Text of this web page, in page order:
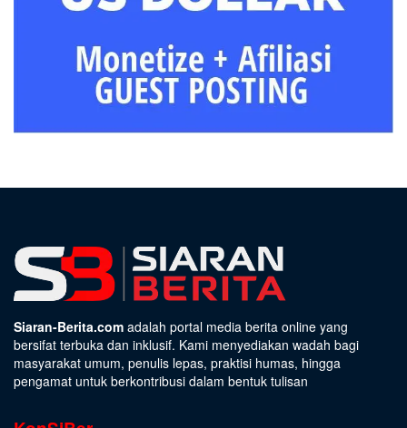
Siaran-Berita.com adalah portal media berita online yang
bersifat terbuka dan inklusif. Kami menyediakan wadah bagi
masyarakat umum, penulis lepas, praktisi humas, hingga
pengamat untuk berkontribusi dalam bentuk tulisan